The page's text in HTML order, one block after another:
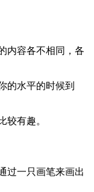
内容各不相同，各
的水平的时候到
较有趣。
过一只画笔来画出